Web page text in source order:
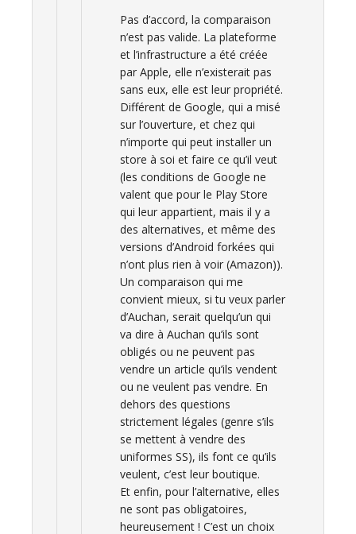
Pas d’accord, la comparaison
n’est pas valide. La plateforme
et l’infrastructure a été créée
par Apple, elle n’existerait pas
sans eux, elle est leur propriété.
Différent de Google, qui a misé
sur l’ouverture, et chez qui
n’importe qui peut installer un
store à soi et faire ce qu’il veut
(les conditions de Google ne
valent que pour le Play Store
qui leur appartient, mais il y a
des alternatives, et même des
versions d’Android forkées qui
n’ont plus rien à voir (Amazon)).
Un comparaison qui me
convient mieux, si tu veux parler
d’Auchan, serait quelqu’un qui
va dire à Auchan qu’ils sont
obligés ou ne peuvent pas
vendre un article qu’ils vendent
ou ne veulent pas vendre. En
dehors des questions
strictement légales (genre s’ils
se mettent à vendre des
uniformes SS), ils font ce qu’ils
veulent, c’est leur boutique.
Et enfin, pour l’alternative, elles
ne sont pas obligatoires,
heureusement ! C’est un choix